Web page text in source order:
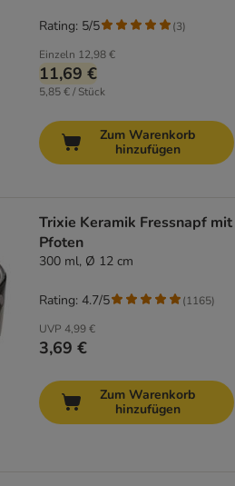
Einzeln 12,98 €
11,69 €
5,85 € / Stück
Rating: 5/5 (3)
Zum Warenkorb
hinzufügen
Trixie Keramik Fressnapf mit
Pfoten
300 ml, Ø 12 cm
UVP 4,99 €
3,69 €
Rating: 4.7/5 (1165)
Zum Warenkorb
hinzufügen